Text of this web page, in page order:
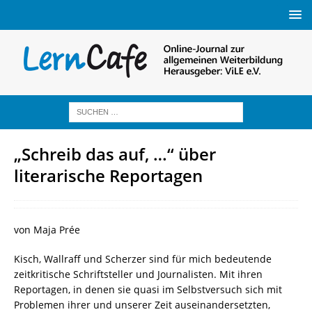
„Schreib das auf, …“ über
literarische Reportagen
von Maja Prée
Kisch, Wallraff und Scherzer sind für mich bedeutende
zeitkritische Schriftsteller und Journalisten. Mit ihren
Reportagen, in denen sie quasi im Selbstversuch sich mit
Problemen ihrer und unserer Zeit auseinandersetzten,